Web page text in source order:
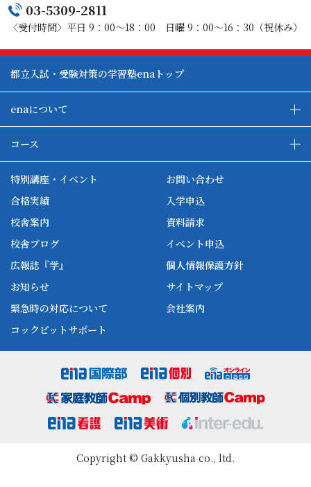
03-5309-2811
〈受付時間〉平日 9：00～18：00 日曜 9：00～16：30（祝休み）
都立入試・受験対策の学習塾enaトップ
enaについて
ena本部について
ena国立タワー竣工
ena-base
新開校
コース
特別講座・イベント
合格実績
校舎案内
校舎ブログ
広報誌『学』
お知らせ
緊急時の対応について
コックピットサポート
お問い合わせ
入学申込
資料請求
イベント申込
個人情報保護方針
サイトマップ
会社案内
Copyright © Gakkyusha co., ltd.